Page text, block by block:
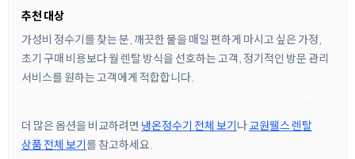
추천 대상
가성비 정수기를 찾는 분, 깨끗한 물을 매일 편하게 마시고 싶은 가정,
초기 구매 비용보다 월 렌탈 방식을 선호하는 고객, 정기적인 방문 관리
서비스를 원하는 고객에게 적합합니다.
더 많은 옵션을 비교하려면 냉온정수기 전체 보기나교원웰스 렌탈
상품 전체 보기를 참고하세요.